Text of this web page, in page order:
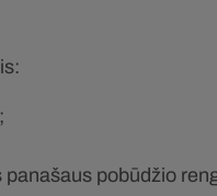
pobūdžio